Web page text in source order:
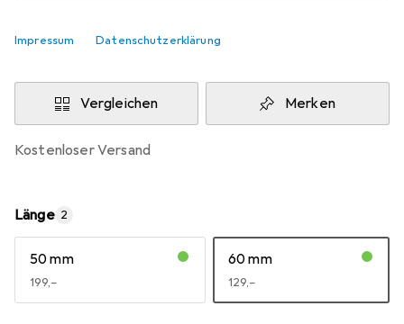
Impressum Datenschutzerklärung
Vergleichen Merken
kostenloser Versand
Länge 2
50 mm
EUR
199,–
60 mm
EUR
129,–